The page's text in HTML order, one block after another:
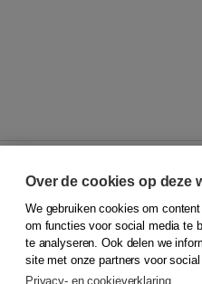
© 2026Koninklijke Boom
Klantenservice
Service & informatie
Over de cookies op deze
We gebruiken cookies om
om functies voor social media te
te analyseren. Ook delen we
site met onze partners voor
Privacy- en cookieverklaring